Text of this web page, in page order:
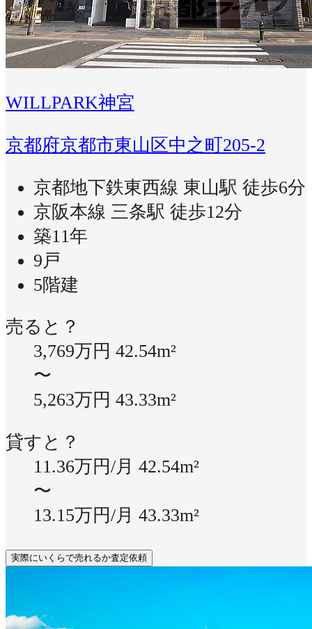
WILLPARK神宮
京都府京都市東山区中之町205-2
京都地下鉄東西線 東山駅 徒歩6分
京阪本線 三条駅 徒歩12分
築11年
9戸
5階建
売ると？
3,769万円 42.54m²
〜
5,263万円 43.33m²
貸すと？
11.36万円/月 42.54m²
〜
13.15万円/月 43.33m²
実際にいくらで売れるか査定依頼